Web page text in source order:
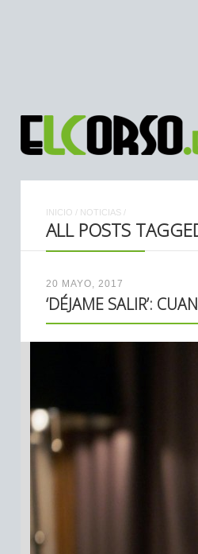
INICIO / NOTICIAS /
ALL POSTS
20 MAYO, 2017
‘DÉJAME SALIR’: